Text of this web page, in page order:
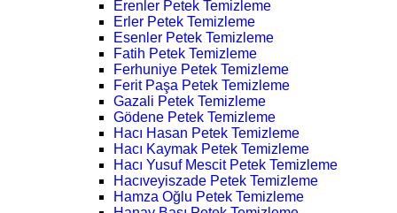
Erenler Petek Temizleme
Erler Petek Temizleme
Esenler Petek Temizleme
Fatih Petek Temizleme
Ferhuniye Petek Temizleme
Ferit Paşa Petek Temizleme
Gazali Petek Temizleme
Gödene Petek Temizleme
Hacı Hasan Petek Temizleme
Hacı Kaymak Petek Temizleme
Hacı Yusuf Mescit Petek Temizleme
Hacıveyiszade Petek Temizleme
Hamza Oğlu Petek Temizleme